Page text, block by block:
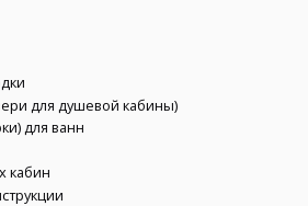
для душевой кабины)
для ванн
кабин